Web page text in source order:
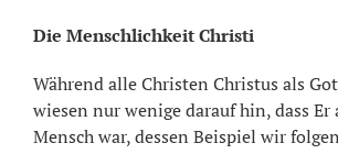
Die Menschlichkeit Christi
Während alle Christen Christus als
wiesen nur wenige darauf hin, dass Er
Mensch war, dessen Beispiel wir